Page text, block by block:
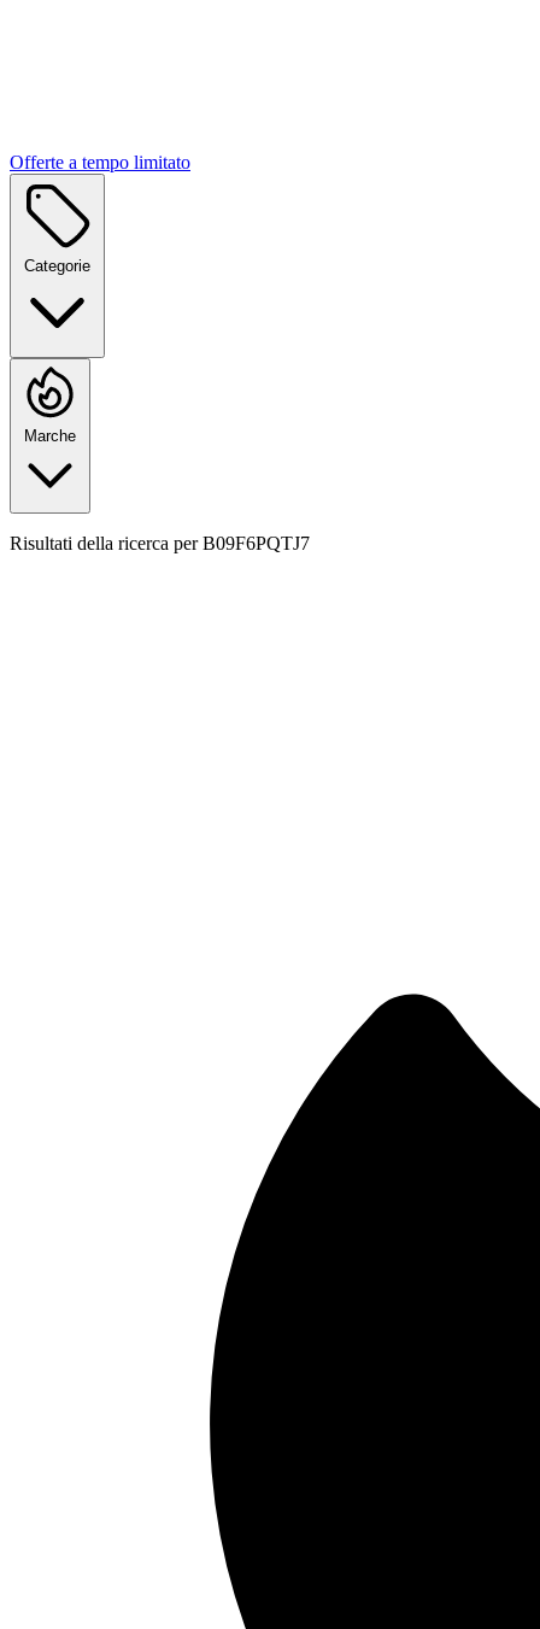
Offerte a tempo limitato
Categorie
Marche
Risultati della ricerca perB09F6PQTJ7